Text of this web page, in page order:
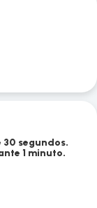
segundos.
1 minuto.